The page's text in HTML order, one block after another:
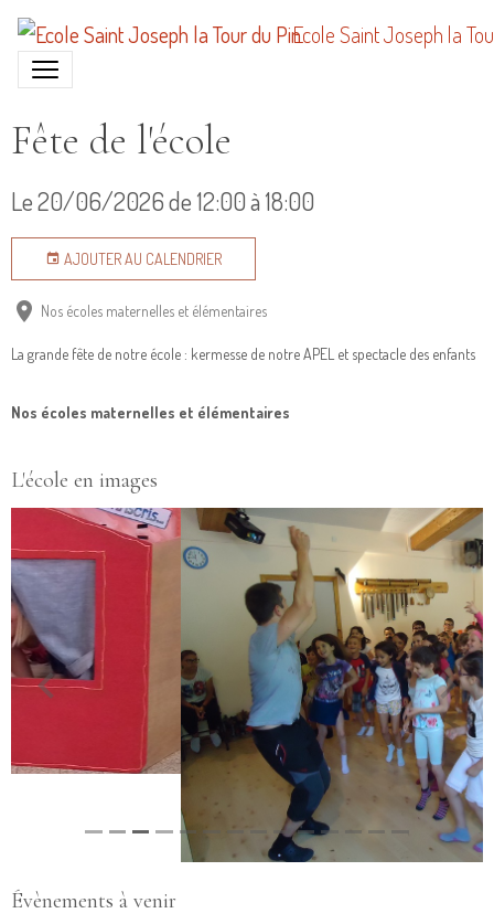
Ecole Saint Joseph la
Fête de l'école
Le 20/06/2026de 12:00à 18:00
AJOUTER AU CALENDRIER
Nos écoles maternelles et élémentaires
La grande fête de notre école : kermesse de notre APEL et spectacle des enfants
Nos écoles maternelles et élémentaires
L'école en images
Évènements à venir